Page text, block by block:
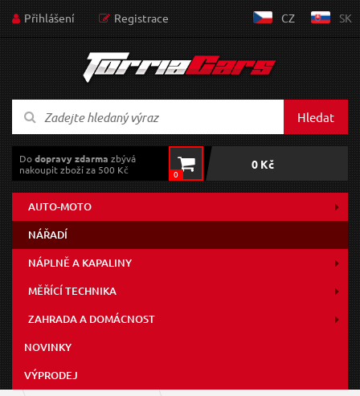
Přihlášení Registrace CZ SK
Hledat
Dodopravy zdarma zbývá
nakoupit zboží za 500 Kč
0
0 Kč
AUTO-MOTO
NÁŘADÍ
NÁPLNĚ A KAPALINY
MĚŘÍCÍ TECHNIKA
ZAHRADA A DOMÁCNOST
NOVINKY
VÝPRODEJ